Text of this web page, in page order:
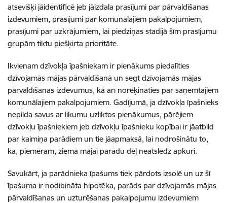
atsevišķi jāidentificē jeb jāizdala prasījumi par pārvaldīšanas
izdevumiem, prasījumi par komunālajiem pakalpojumiem,
prasījumi par uzkrājumiem, lai piedziņas stadijā šīm prasījumu
grupām tiktu piešķirta prioritāte.
Ikvienam dzīvokļa īpašniekam ir pienākums piedalīties
dzīvojamās mājas pārvaldīšanā un segt dzīvojamās mājas
pārvaldīšanas izdevumus, kā arī norēķināties par saņemtajiem
komunālajiem pakalpojumiem. Gadījumā, ja dzīvokļa īpašnieks
nepilda savus ar likumu uzliktos pienākumus, pārējiem
dzīvokļu īpašniekiem jeb dzīvokļu īpašnieku kopībai ir jāatbild
par kaimiņa parādiem un tie jāapmaksā, lai nodrošinātu to,
ka, piemēram, ziemā mājai parādu dēļ neatslēdz apkuri.
Savukārt, ja parādnieka īpašums tiek pārdots izsolē un uz šī
īpašuma ir nodibināta hipotēka, parāds par dzīvojamās mājas
pārvaldīšanas un uzturēšanas pakalpojumu izdevumiem